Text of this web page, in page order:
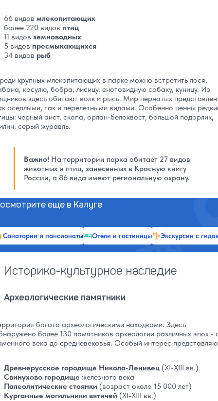
66 видов млекопитающих
более 220 видов птиц
11 видов земноводных
5 видов пресмыкающихся
34 видов рыб
крупных млекопитающих в парке можно встретить лося,
косулю, бобра, лисицу, енотовидную собаку, куницу. Из
здесь обитают волк и рысь. Мир пернатых представлен
оседлыми, так и перелетными видами. Особенно ценны
черный аист, скопа, орлан-белохвост, большой подорлик,
серый журавль.
Важно! На территории парка обитает 27 видов
животных и птиц, занесенных в Красную книгу
России, а 86 вида имеют региональную охрану.
еще в Калуге
Санатории и пансионаты Отели и гостиницы Экскурсии с
Историко-культурное наследие
Археологические памятники
богата археологическими находками. Здесь
более 130 памятников археологии различных эпох -
века до средневековья. Особый интерес
Древнерусское городище Никола-Ленивец (XI-XIII вв.)
Свинухово городище железного века
Палеолитические стоянки (возраст около 15 000 лет)
Курганные могильники вятичей (XI-XIII вв.)